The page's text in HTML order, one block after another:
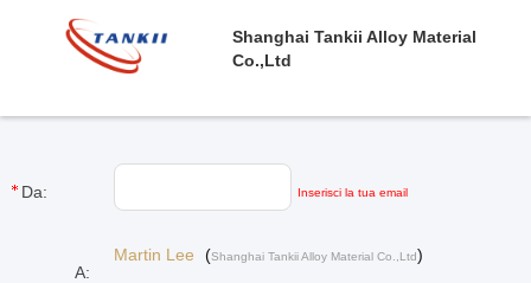
Shanghai Tankii Alloy Material
Co.,Ltd
Da: Inserisci la tua email
A:
Martin Lee (Shanghai Tankii Alloy Material Co.,Ltd)